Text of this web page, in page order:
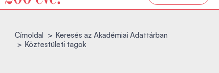
Címoldal
Keresés az Akadémiai Adattárban
Köztestületi tagok